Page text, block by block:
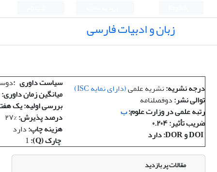
زبان و ادبیات فارسی
درجه نشریه:نشریه علمی(دارای نمایه
توالی نشر:دوفصلنامه
رتبه علمی در وزارت علوم:ب
ضریب تأثیر: ۰.۲۰۴
سیاست داوری :
میانگین زمان داوری:
بررسی اولیه: یک
درصد پذیرش:
هزینه چاپ:دارد
چارک (Q):
مقالات پر بازدید